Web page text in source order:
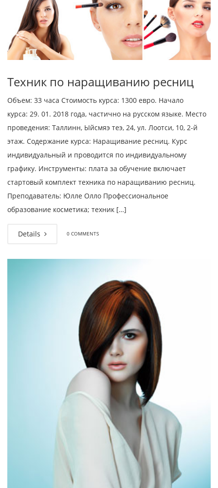
Техник по наращиванию ресниц
Объем: 33 часа Стоимость курса: 1300 евро. Начало
курса: 29. 01. 2018 года, частично на русском языке. Место
проведения: Таллинн, Ыйсмяэ теэ, 24, ул. Лоотси, 10, 2-й
этаж. Содержание курса: Наращивание ресниц. Курс
индивидуальный и проводится по индивидуальному
графику. Инструменты: плата за обучение включает
стартовый комплект техника по наращиванию ресниц.
Преподаватель: Юлле Олло Профессиональное
образование косметика; техник […]
Details 0 COMMENTS